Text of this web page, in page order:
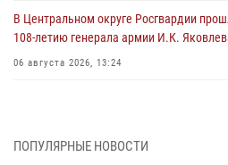
В Центральном округе Росгвардии
108‑летию генерала армии И.К.
06 августа 2026, 13:24
06 августа 2026, 12:35 1
ПОПУЛЯРНЫЕ НОВОСТИ